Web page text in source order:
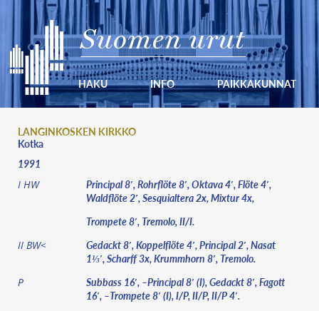
Suomen urut
HAKU INFO PAIKKAKUNNAT
LANGINKOSKEN KIRKKO
Kotka
1991
I HW
Principal 8′, Rohrflöte 8′, Oktava 4′, Flöte 4′,
Waldflöte 2′, Sesquialtera 2x, Mixtur 4x,
Trompete 8′, Tremolo, II/I.
II BW<
Gedackt 8′, Koppelflöte 4′, Principal 2′, Nasat
1⅓′, Scharff 3x, Krummhorn 8′, Tremolo.
P
Subbass 16′, –Principal 8′ (I), Gedackt 8′, Fagott
16′, –Trompete 8′ (I), I/P, II/P, II/P 4′.